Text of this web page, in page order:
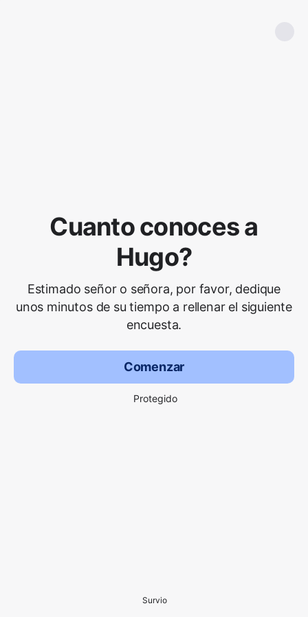
Cuanto conoces a
Hugo?
Estimado señor o señora, por favor, dedique
unos minutos de su tiempo a rellenar el siguiente
encuesta.
Comenzar
Protegido
Survio